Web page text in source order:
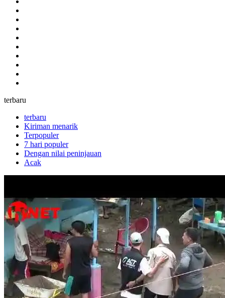
terbaru
terbaru
Kiriman menarik
Terpopuler
7 hari populer
Dengan nilai peninjauan
Acak